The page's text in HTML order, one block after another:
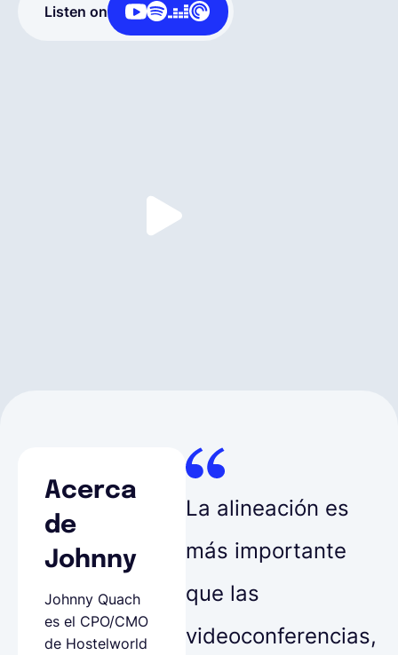
Listen on
Acerca
de
Johnny
Johnny Quach
es el CPO/CMO
de Hostelworld
La alineación es
más importante
que las
videoconferencias,
Solicita una demo